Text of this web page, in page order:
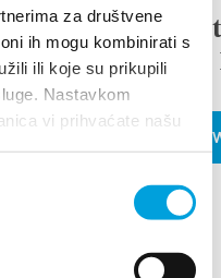
za društvene
ih mogu kombinirati s
ili koje su prikupili
Nastavkom
vi prihvaćate našu
The
Flower
CZYTAJ